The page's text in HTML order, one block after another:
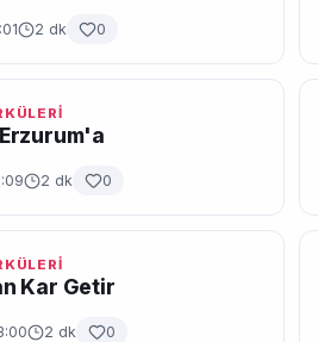
2 dk 0
2 dk 0
Kar Getir
2 dk 0